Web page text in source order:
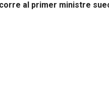
al primer ministre